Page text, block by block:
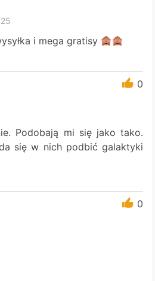
i mega gratisy
0
Podobają mi się jako tako.
się w nich podbić galaktyki
0